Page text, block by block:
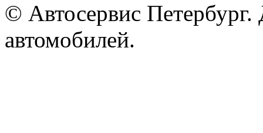
© Автосервис
автомобилей.